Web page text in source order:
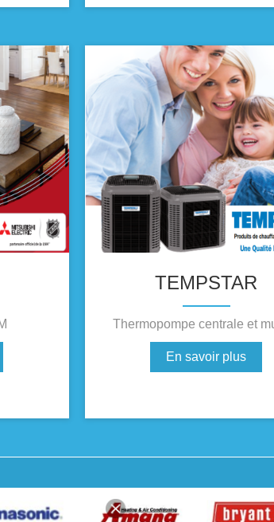
TEMPSTAR
Thermopompe centrale et
En savoir plus